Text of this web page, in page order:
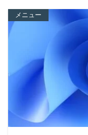
メニュー